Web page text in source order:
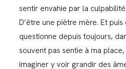
sentir envahie par la
D’être une piètre mère. Et
questionne depuis toujours,
souvent pas sentie à ma
imaginer y voir grandir des